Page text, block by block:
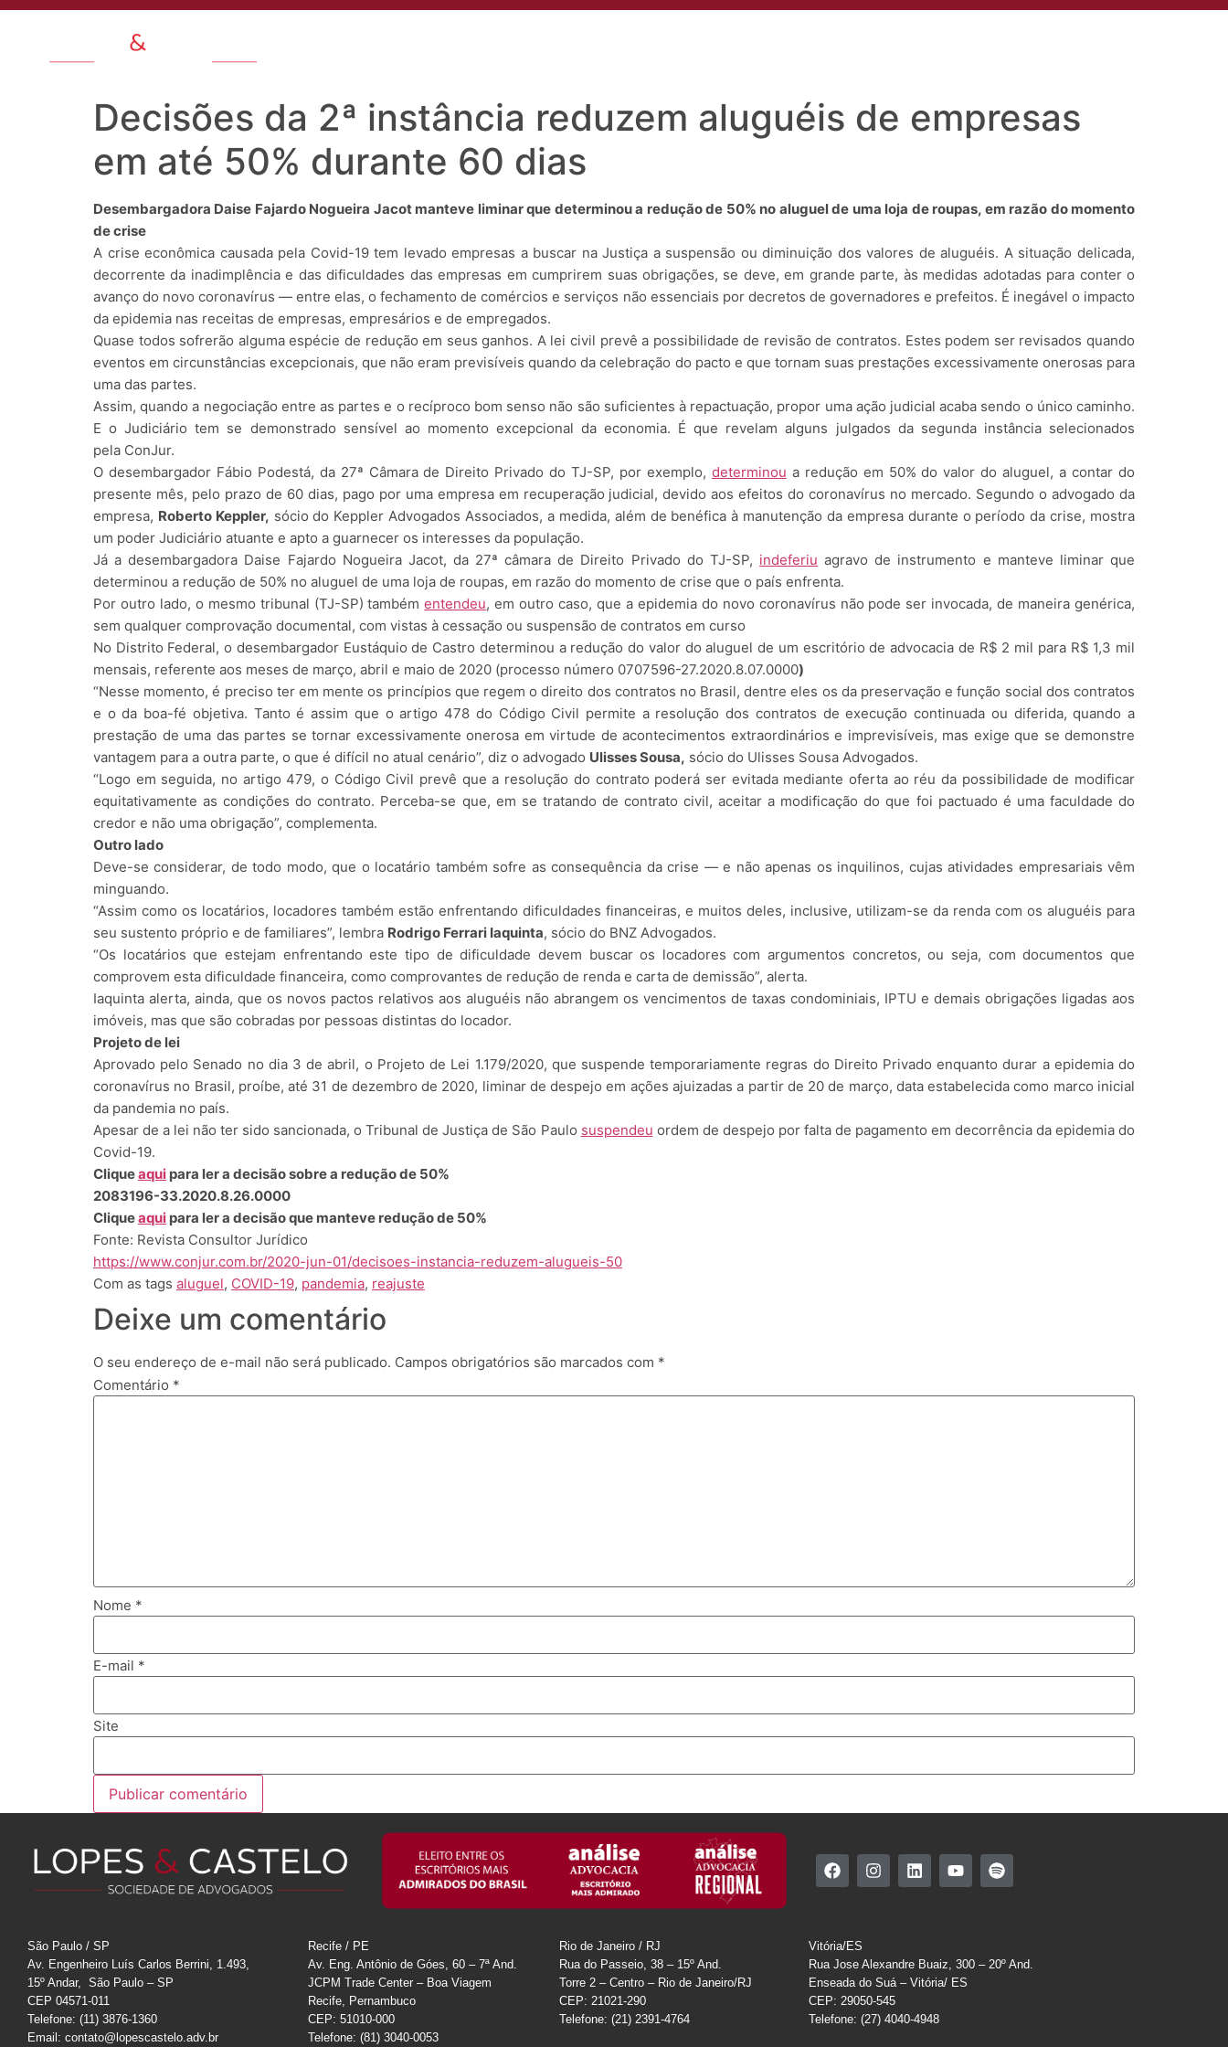
Decisões da 2ª instância reduzem aluguéis de empresas
em até 50% durante 60 dias
Desembargadora Daise Fajardo Nogueira Jacot manteve liminar que determinou a redução de 50% no aluguel de uma loja de roupas, em razão do momento
de crise
A crise econômica causada pela Covid-19 tem levado empresas a buscar na Justiça a suspensão ou diminuição dos valores de aluguéis. A situação delicada,
decorrente da inadimplência e das dificuldades das empresas em cumprirem suas obrigações, se deve, em grande parte, às medidas adotadas para conter o
avanço do novo coronavírus — entre elas, o fechamento de comércios e serviços não essenciais por decretos de governadores e prefeitos. É inegável o impacto
da epidemia nas receitas de empresas, empresários e de empregados.
Quase todos sofrerão alguma espécie de redução em seus ganhos. A lei civil prevê a possibilidade de revisão de contratos. Estes podem ser revisados quando
eventos em circunstâncias excepcionais, que não eram previsíveis quando da celebração do pacto e que tornam suas prestações excessivamente onerosas para
uma das partes.
Assim, quando a negociação entre as partes e o recíproco bom senso não são suficientes à repactuação, propor uma ação judicial acaba sendo o único caminho.
E o Judiciário tem se demonstrado sensível ao momento excepcional da economia. É que revelam alguns julgados da segunda instância selecionados
pela ConJur.
O desembargador Fábio Podestá, da 27ª Câmara de Direito Privado do TJ-SP, por exemplo, determinou a redução em 50% do valor do aluguel, a contar do
presente mês, pelo prazo de 60 dias, pago por uma empresa em recuperação judicial, devido aos efeitos do coronavírus no mercado. Segundo o advogado da
empresa, Roberto Keppler, sócio do Keppler Advogados Associados, a medida, além de benéfica à manutenção da empresa durante o período da crise, mostra
um poder Judiciário atuante e apto a guarnecer os interesses da população.
Já a desembargadora Daise Fajardo Nogueira Jacot, da 27ª câmara de Direito Privado do TJ-SP, indeferiu agravo de instrumento e manteve liminar que
determinou a redução de 50% no aluguel de uma loja de roupas, em razão do momento de crise que o país enfrenta.
Por outro lado, o mesmo tribunal (TJ-SP) tambémentendeu, em outro caso, que a epidemia do novo coronavírus não pode ser invocada, de maneira genérica,
sem qualquer comprovação documental, com vistas à cessação ou suspensão de contratos em curso
No Distrito Federal, o desembargador Eustáquio de Castro determinou a redução do valor do aluguel de um escritório de advocacia de R$ 2 mil para R$ 1,3 mil
mensais, referente aos meses de março, abril e maio de 2020 (processo número 0707596-27.2020.8.07.0000)
“Nesse momento, é preciso ter em mente os princípios que regem o direito dos contratos no Brasil, dentre eles os da preservação e função social dos contratos
e o da boa-fé objetiva. Tanto é assim que o artigo 478 do Código Civil permite a resolução dos contratos de execução continuada ou diferida, quando a
prestação de uma das partes se tornar excessivamente onerosa em virtude de acontecimentos extraordinários e imprevisíveis, mas exige que se demonstre
vantagem para a outra parte, o que é difícil no atual cenário”, diz o advogado Ulisses Sousa, sócio do Ulisses Sousa Advogados.
“Logo em seguida, no artigo 479, o Código Civil prevê que a resolução do contrato poderá ser evitada mediante oferta ao réu da possibilidade de modificar
equitativamente as condições do contrato. Perceba-se que, em se tratando de contrato civil, aceitar a modificação do que foi pactuado é uma faculdade do
credor e não uma obrigação”, complementa.
Outro lado
Deve-se considerar, de todo modo, que o locatário também sofre as consequência da crise — e não apenas os inquilinos, cujas atividades empresariais vêm
minguando.
“Assim como os locatários, locadores também estão enfrentando dificuldades financeiras, e muitos deles, inclusive, utilizam-se da renda com os aluguéis para
seu sustento próprio e de familiares”, lembra Rodrigo Ferrari Iaquinta, sócio do BNZ Advogados.
“Os locatários que estejam enfrentando este tipo de dificuldade devem buscar os locadores com argumentos concretos, ou seja, com documentos que
comprovem esta dificuldade financeira, como comprovantes de redução de renda e carta de demissão”, alerta.
Iaquinta alerta, ainda, que os novos pactos relativos aos aluguéis não abrangem os vencimentos de taxas condominiais, IPTU e demais obrigações ligadas aos
imóveis, mas que são cobradas por pessoas distintas do locador.
Projeto de lei
Aprovado pelo Senado no dia 3 de abril, o Projeto de Lei 1.179/2020, que suspende temporariamente regras do Direito Privado enquanto durar a epidemia do
coronavírus no Brasil, proíbe, até 31 de dezembro de 2020, liminar de despejo em ações ajuizadas a partir de 20 de março, data estabelecida como marco inicial
da pandemia no país.
Apesar de a lei não ter sido sancionada, o Tribunal de Justiça de São Paulo suspendeu ordem de despejo por falta de pagamento em decorrência da epidemia do
Covid-19.
Cliqueaqui para ler a decisão sobre a redução de 50%
2083196-33.2020.8.26.0000
Cliqueaqui para ler a decisão que manteve redução de 50%
Fonte: Revista Consultor Jurídico
https://www.conjur.com.br/2020-jun-01/decisoes-instancia-reduzem-alugueis-50
Com as tags aluguel, COVID-19, pandemia, reajuste
Deixe um comentário
O seu endereço de e-mail não será publicado. Campos obrigatórios são marcados com *
Comentário *
Nome *
E-mail *
Site
São Paulo / SP
Av. Engenheiro Luís Carlos Berrini, 1.493,
15º Andar, São Paulo – SP
CEP 04571-011
Telefone: (11) 3876-1360
Email: contato@lopescastelo.adv.br
Recife / PE
Av. Eng. Antônio de Góes, 60 – 7ª And.
JCPM Trade Center – Boa Viagem
Recife, Pernambuco
CEP: 51010-000
Telefone: (81) 3040-0053
Rio de Janeiro / RJ
Rua do Passeio, 38 – 15º And.
Torre 2 – Centro – Rio de Janeiro/RJ
CEP: 21021-290
Telefone: (21) 2391-4764
Vitória/ES
Rua Jose Alexandre Buaiz, 300 – 20º And.
Enseada do Suá – Vitória/ ES
CEP: 29050-545
Telefone: (27) 4040-4948